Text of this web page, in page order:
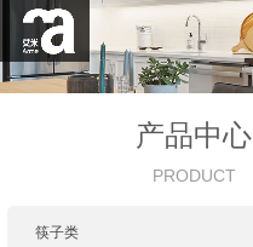
产品中心
PRODUCT
筷子类